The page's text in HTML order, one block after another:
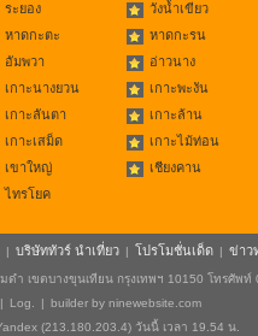
ระยอง วังน้ำเขียว
หาดกะตะ หาดกะรน
อัมพวา อ่าวนาง
เกาะนางยวน เกาะพะงัน
เกาะลันตา เกาะล้าน
เกาะเสม็ด เกาะไม้ท่อน
เขาใหญ่ เชียงคาน
ไทรโยค
| บริษัททัวร์ นำเที่ยว | โปรโมชั่นเด็ด | ข่าว
เขตบางขุนเทียน กรุงเทพฯ 10150 โทรศัพท์
| Log. | builder by ninewebsite.com
(213.180.203.4) วันนี้ เวลา 19.54 น.